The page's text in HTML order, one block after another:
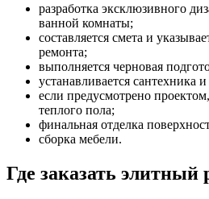
разработка эксклюзивного
ванной комнаты;
составляется смета и
ремонта;
выполняется черновая
устанавливается сантехника
если предусмотрено
теплого пола;
финальная отделка
сборка мебели.
Где заказать элитный